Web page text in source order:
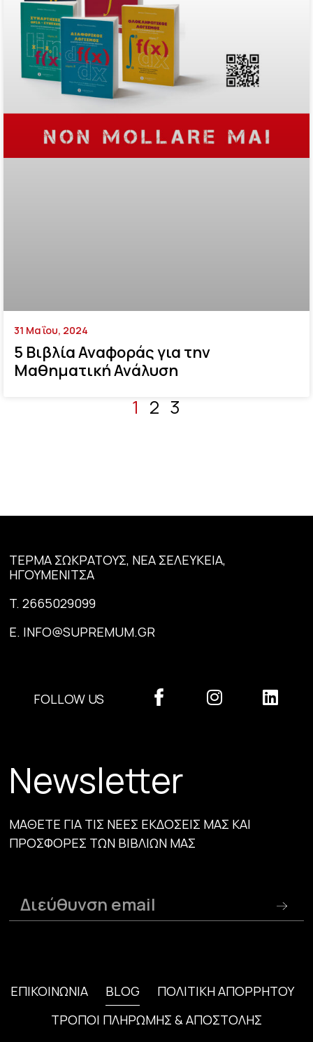
5 Βιβλία Αναφοράς για την
Μαθηματική Ανάλυση
31 Μαΐου, 2024
1 2 3
ΤΕΡΜΑ ΣΩΚΡΑΤΟΥΣ, ΝΕΑ ΣΕΛΕΥΚΕΙΑ,
ΗΓΟΥΜΕΝΙΤΣΑ
T.2665029099
E. INFO@SUPREMUM.GR
FOLLOW US
Newsletter
ΜΑΘΕΤΕ ΓΙΑ ΤΙΣ ΝΕΕΣ ΕΚΔΟΣΕΙΣ ΜΑΣ ΚΑΙ
ΠΡΟΣΦΟΡΕΣ ΤΩΝ ΒΙΒΛΙΩΝ ΜΑΣ
ΕΠΙΚΟΙΝΩΝΙΑ BLOG
ΠΟΛΙΤΙΚΗ ΑΠΟΡΡΗΤΟΥ
ΤΡΟΠΟΙ ΠΛΗΡΩΜΗΣ & ΑΠΟΣΤΟΛΗΣ